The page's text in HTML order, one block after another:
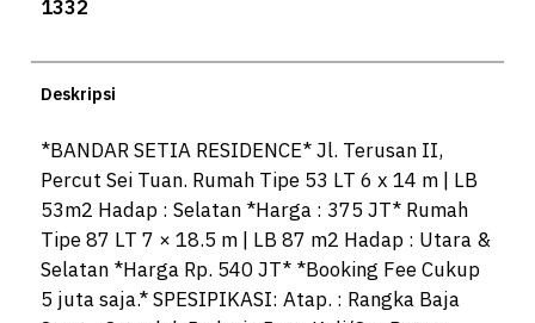
1332
Deskripsi
*BANDAR SETIA RESIDENCE* Jl. Terusan II,
Percut Sei Tuan. Rumah Tipe 53 LT 6 x 14 m | LB
53m2 Hadap : Selatan *Harga : 375 JT* Rumah
Tipe 87 LT 7 × 18.5 m | LB 87 m2 Hadap : Utara &
Selatan *Harga Rp. 540 JT* *Booking Fee Cukup
5 juta saja.* SPESIPIKASI: Atap. : Rangka Baja